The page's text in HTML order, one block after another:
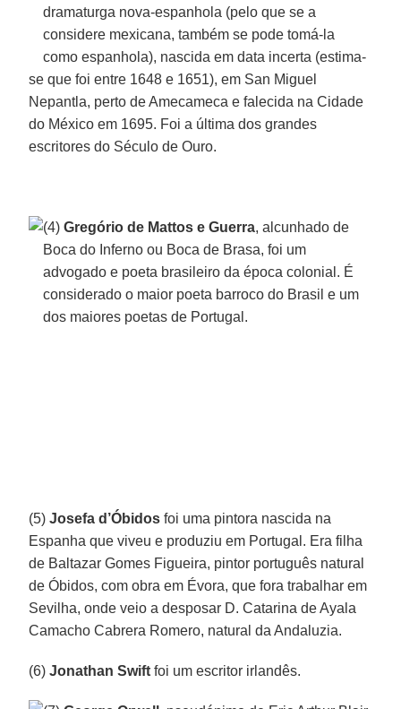
dramaturga nova-espanhola (pelo que se a
considere mexicana, também se pode tomá-la
como espanhola), nascida em data incerta (estima-
se que foi entre 1648 e 1651), em San Miguel
Nepantla, perto de Amecameca e falecida na Cidade
do México em 1695. Foi a última dos grandes
escritores do Século de Ouro.
(4)Gregório de Mattos e Guerra, alcunhado de
Boca do Inferno ou Boca de Brasa, foi um
advogado e poeta brasileiro da época colonial. É
considerado o maior poeta barroco do Brasil e um
dos maiores poetas de Portugal.
(5)Josefa d’Óbidos foi uma pintora nascida na
Espanha que viveu e produziu em Portugal. Era filha
de Baltazar Gomes Figueira, pintor português natural
de Óbidos, com obra em Évora, que fora trabalhar em
Sevilha, onde veio a desposar D. Catarina de Ayala
Camacho Cabrera Romero, natural da Andaluzia.
(6)Jonathan Swift foi um escritor irlandês.